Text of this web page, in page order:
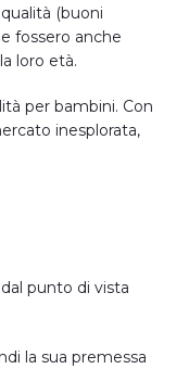
(buoni
fossero anche
loro età.
per bambini. Con
inesplorata,
punto di vista
la sua premessa